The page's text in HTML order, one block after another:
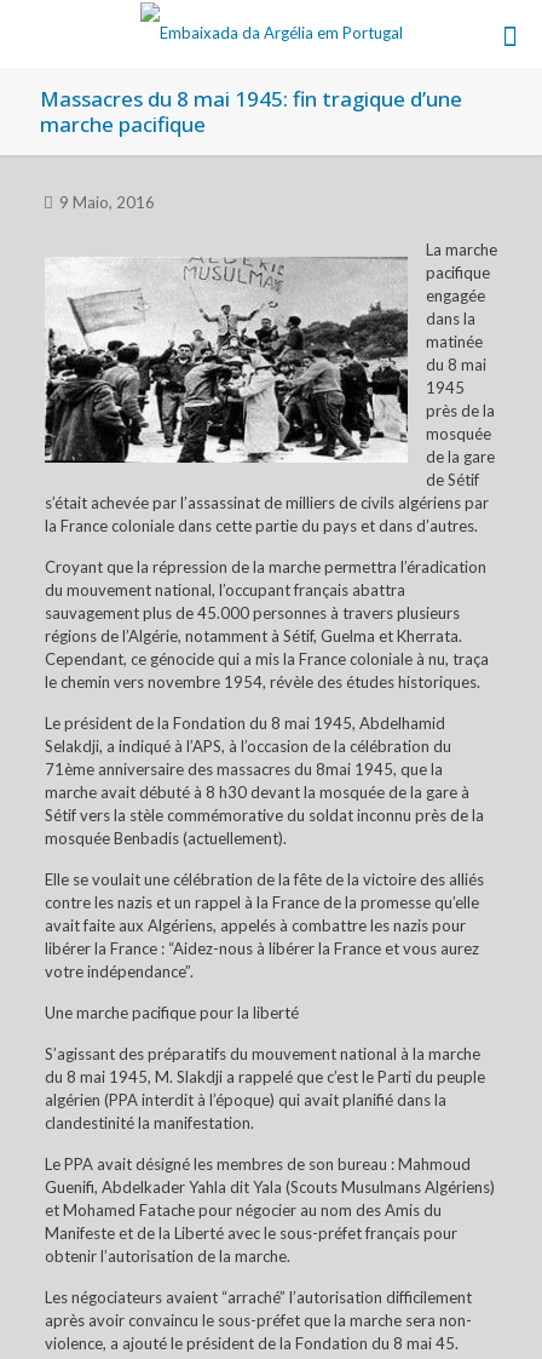
Massacres du 8 mai 1945: fin tragique d’une
marche pacifique
9 Maio, 2016
La marche
pacifique
engagée
dans la
matinée
du 8 mai
1945
près de la
mosquée
de la gare
de Sétif
s’était achevée par l’assassinat de milliers de civils algériens par
la France coloniale dans cette partie du pays et dans d’autres.
Croyant que la répression de la marche permettra l’éradication
du mouvement national, l’occupant français abattra
sauvagement plus de 45.000 personnes à travers plusieurs
régions de l’Algérie, notamment à Sétif, Guelma et Kherrata.
Cependant, ce génocide qui a mis la France coloniale à nu, traça
le chemin vers novembre 1954, révèle des études historiques.
Le président de la Fondation du 8 mai 1945, Abdelhamid
Selakdji, a indiqué à l’APS, à l’occasion de la célébration du
71ème anniversaire des massacres du 8mai 1945, que la
marche avait débuté à 8 h30 devant la mosquée de la gare à
Sétif vers la stèle commémorative du soldat inconnu près de la
mosquée Benbadis (actuellement).
Elle se voulait une célébration de la fête de la victoire des alliés
contre les nazis et un rappel à la France de la promesse qu’elle
avait faite aux Algériens, appelés à combattre les nazis pour
libérer la France : “Aidez-nous à libérer la France et vous aurez
votre indépendance”.
Une marche pacifique pour la liberté
S’agissant des préparatifs du mouvement national à la marche
du 8 mai 1945, M. Slakdji a rappelé que c’est le Parti du peuple
algérien (PPA interdit à l’époque) qui avait planifié dans la
clandestinité la manifestation.
Le PPA avait désigné les membres de son bureau : Mahmoud
Guenifi, Abdelkader Yahla dit Yala (Scouts Musulmans Algériens)
et Mohamed Fatache pour négocier au nom des Amis du
Manifeste et de la Liberté avec le sous-préfet français pour
obtenir l’autorisation de la marche.
Les négociateurs avaient “arraché” l’autorisation difficilement
après avoir convaincu le sous-préfet que la marche sera non-
violence, a ajouté le président de la Fondation du 8 mai 45.